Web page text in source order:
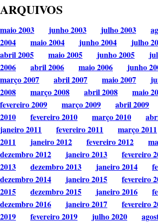
ARQUIVOS
maio 2003 junho 2003 julho 2003
2004
maio 2004 junho 2004 julho
abril 2005
maio 2005 junho 2005
2006
abril 2006 maio 2006 junho
março 2007
abril 2007 maio 2007
2008
março 2008 abril 2008 maio
fevereiro 2009
março 2009 abril 2009
2010
fevereiro 2010 março 2010
janeiro 2011
fevereiro 2011 março 2011
2011
janeiro 2012 fevereiro 2012
dezembro 2012
janeiro 2013 fevereiro
2013
dezembro 2013 janeiro 2014
dezembro 2014
janeiro 2015 fevereiro
2015
dezembro 2015 janeiro 2016
dezembro 2016
janeiro 2017 fevereiro
2019
fevereiro 2019 julho 2020